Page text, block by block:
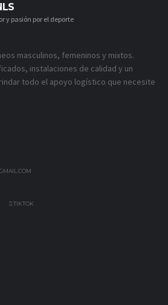
y pasión por el deporte
masculinos, femeninos y mixtos.
instalaciones de calidad y un
todo el apoyo logístico que necesite
TIKTOK